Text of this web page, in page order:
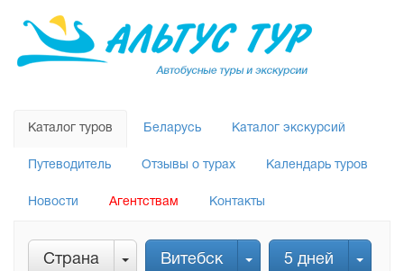
Каталог туров Беларусь Каталог экскурсий
Путеводитель Отзывы о турах Календарь туров
Новости Агентствам Контакты
Страна Витебск 5 дней